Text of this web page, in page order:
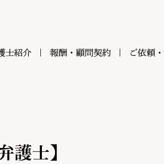
士紹介 報酬・顧問契約 ご依頼
護士】